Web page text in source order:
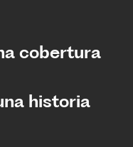
cobertura
historia